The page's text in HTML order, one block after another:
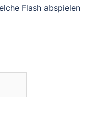
Flash abspielen